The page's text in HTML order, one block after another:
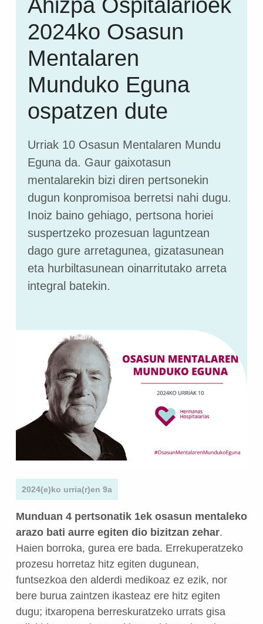
Ahizpa Ospitalarioek
2024ko Osasun
Mentalaren
Munduko Eguna
ospatzen dute
Urriak 10 Osasun Mentalaren Mundu
Eguna da. Gaur gaixotasun
mentalarekin bizi diren pertsonekin
dugun konpromisoa berretsi nahi dugu.
Inoiz baino gehiago, pertsona horiei
suspertzeko prozesuan laguntzean
dago gure arretagunea, gizatasunean
eta hurbiltasunean oinarritutako arreta
integral batekin.
2024(e)ko urria(r)en 9a
Munduan 4 pertsonatik 1ek osasun mentaleko
arazo bati aurre egiten dio bizitzan zehar.
Haien borroka, gurea ere bada. Errekuperatzeko
prozesu horretaz hitz egiten dugunean,
funtsezkoa den alderdi medikoaz ez ezik, nor
bere burua zaintzen ikasteaz ere hitz egiten
dugu; itxaropena berreskuratzeko urrats gisa